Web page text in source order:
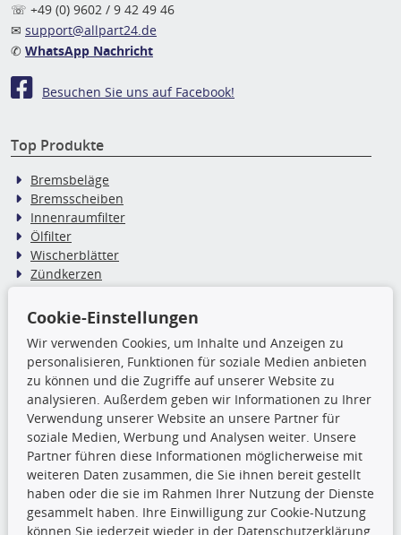
☏ +49 (0) 9602 / 9 42 49 46
✉ support@allpart24.de
✆ WhatsApp Nachricht
Besuchen Sie uns auf Facebook!
Top Produkte
Bremsbeläge
Bremsscheiben
Innenraumfilter
Ölfilter
Wischerblätter
Zündkerzen
TecDoc Inside
Die hier angezeigten Daten,
insbesondere die gesamte Datenbank,
dürfen nicht kopiert werden. Es ist zu
unterlassen, die Daten oder die gesamte Datenbank ohne
vorherige Zustimmung TecDocs zu vervielfältigen, zu
verbreiten und/oder diese Handlungen durch Dritte ausführen
zu lassen. Ein Zuwiderhandeln stellt eine
Urheberrechtsverletzung dar und wird verfolgt.
Cookie-Einstellungen
Wir verwenden Cookies, um Inhalte und Anzeigen zu
personalisieren, Funktionen für soziale Medien anbieten
zu können und die Zugriffe auf unserer Website zu
analysieren. Außerdem geben wir Informationen zu Ihrer
Verwendung unserer Website an unsere Partner für
soziale Medien, Werbung und Analysen weiter. Unsere
Partner führen diese Informationen möglicherweise mit
weiteren Daten zusammen, die Sie ihnen bereit gestellt
haben oder die sie im Rahmen Ihrer Nutzung der Dienste
gesammelt haben. Ihre Einwilligung zur Cookie-Nutzung
können Sie jederzeit wieder in der Datenschutzerklärung